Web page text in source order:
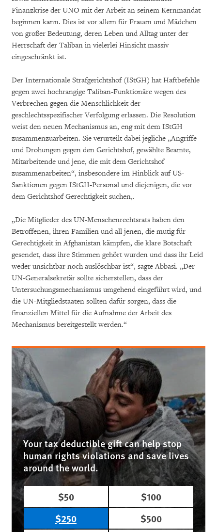
Finanzkrise der UNO mit der Arbeit an seinem Kernmandat
beginnen kann. Dies ist vor allem für Frauen und Mädchen
von großer Bedeutung, deren Leben und Alltag unter der
Herrschaft der Taliban in vielerlei Hinsicht massiv
eingeschränkt ist.
Der Internationale Strafgerichtshof (IStGH) hat Haftbefehle
gegen zwei hochrangige Taliban-Funktionäre wegen des
Verbrechen gegen die Menschlichkeit der
geschlechtsspezifischer Verfolgung erlassen. Die Resolution
weist den neuen Mechanismus an, eng mit dem IStGH
zusammenzuarbeiten. Sie verurteilt dabei jegliche „Angriffe
und Drohungen gegen den Gerichtshof, gewählte Beamte,
Mitarbeitende und jene, die mit dem Gerichtshof
zusammenarbeiten“, insbesondere im Hinblick auf US-
Sanktionen gegen IStGH-Personal und diejenigen, die vor
dem Gerichtshof Gerechtigkeit suchen,.
„Die Mitglieder des UN-Menschenrechtsrats haben den
Betroffenen, ihren Familien und all jenen, die mutig für
Gerechtigkeit in Afghanistan kämpfen, die klare Botschaft
gesendet, dass ihre Stimmen gehört wurden und dass ihr Leid
weder unsichtbar noch auslöschbar ist“, sagte Abbasi. „Der
UN-Generalsekretär sollte sicherstellen, dass der
Untersuchungsmechanismus umgehend eingeführt wird, und
die UN-Mitgliedstaaten sollten dafür sorgen, dass die
finanziellen Mittel für die Aufnahme der Arbeit des
Mechanismus bereitgestellt werden.“
Your tax deductible gift can help stop
human rights violations and save lives
around the world.
$50
$100
$250
$500